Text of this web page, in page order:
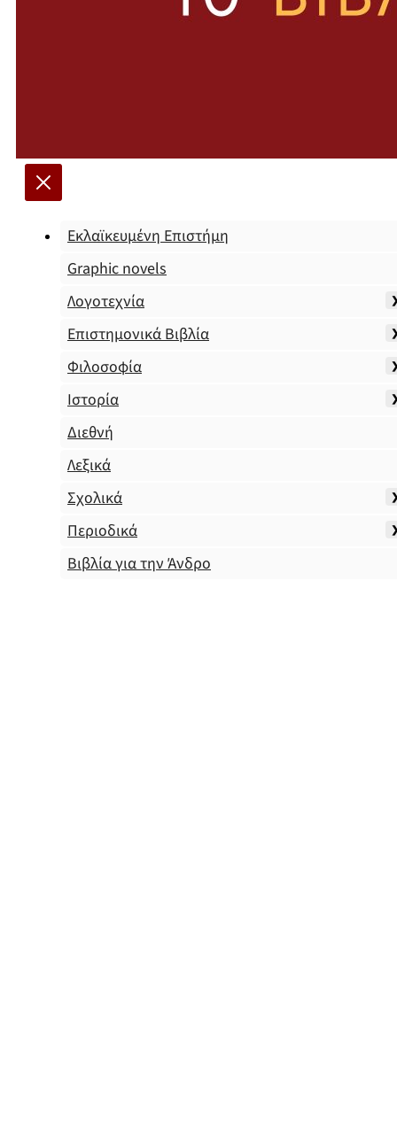
Εκλαϊκευμένη Επιστήμη
Graphic novels
Λογοτεχνία
Επιστημονικά Βιβλία
Φιλοσοφία
Ιστορία
Διεθνή
Λεξικά
Σχολικά
Περιοδικά
Βιβλία για την Άνδρο